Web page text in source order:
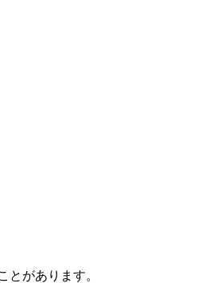
とがあります。